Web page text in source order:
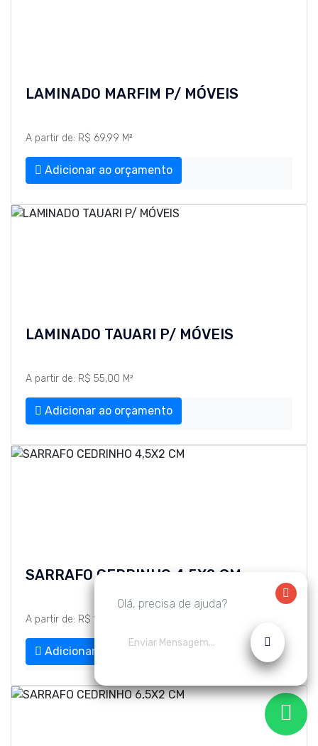
LAMINADO MARFIM P/ MÓVEIS
A partir de: R$ 69,99 M²
Adicionar ao orçamento
LAMINADO TAUARI P/ MÓVEIS
A partir de: R$ 55,00 M²
Adicionar ao orçamento
SARRAFO CEDRINHO 4,5X2 CM
A partir de: R$ 18,75 MT
Adicionar ao orçamento
Olá, precisa de ajuda?